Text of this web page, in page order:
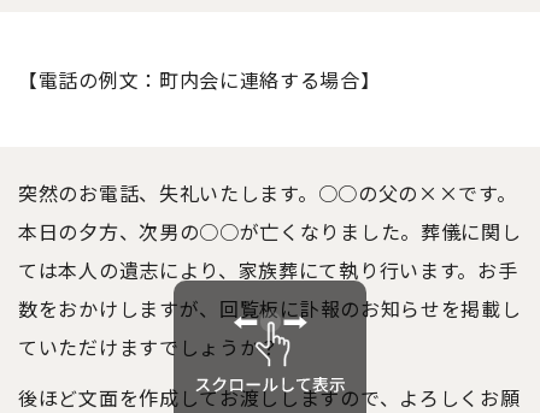
【電話の例文：町内会に連絡する場合】
突然のお電話、失礼いた します。○○の父の××です。
本日の夕方、次男の○○が亡くなりました。葬儀に関し
ては本人の遺志により、家族葬にて執り行います。お手
数をおかけしますが、回覧板に訃報のお知らせを掲載し
ていただけますでしょうか？
後ほど文面を作成してお渡ししますので、よろしくお願